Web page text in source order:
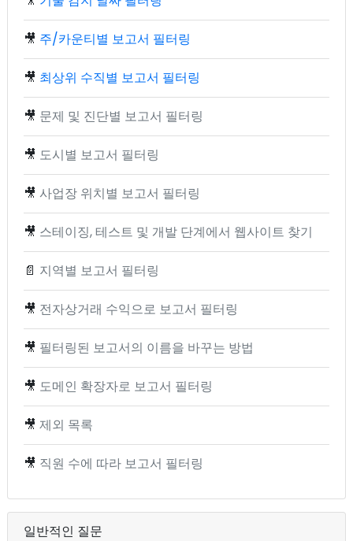
🎥 주/카운티별 보고서 필터링
🎥 최상위 수직별 보고서 필터링
🎥 문제 및 진단별 보고서 필터링
🎥 도시별 보고서 필터링
🎥 사업장 위치별 보고서 필터링
🎥 스테이징, 테스트 및 개발 단계에서 웹사이트 찾기
📄 지역별 보고서 필터링
🎥 전자상거래 수익으로 보고서 필터링
🎥 필터링된 보고서의 이름을 바꾸는 방법
🎥 도메인 확장자로 보고서 필터링
🎥 제외 목록
🎥 직원 수에 따라 보고서 필터링
일반적인 질문